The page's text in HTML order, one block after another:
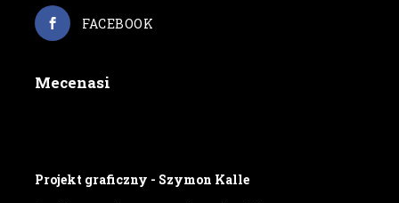
FACEBOOK
Mecenasi
Projekt graficzny - Szymon Kalle